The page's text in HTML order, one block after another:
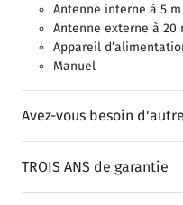
Antenne interne à 5
Antenne externe à 20
Appareil
Manuel
Avez-vous besoin
TROIS ANS de garantie